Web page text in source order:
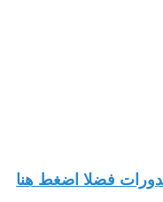
فضلا اضغط هنا